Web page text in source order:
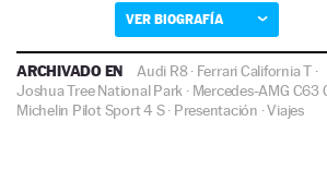
VER BIOGRAFÍA
ARCHIVADO EN Audi R8· Ferrari California T ·
Joshua Tree National Park · Mercedes-AMG C63
Michelin Pilot Sport 4 S· Presentación ·Viajes